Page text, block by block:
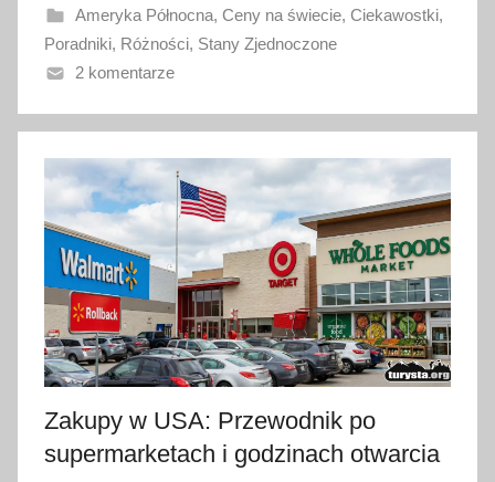
a
n
o
s
t
c
i
a
2
2
6
Ameryka Północna, Ceny na świecie, Ciekawostki,
Poradniki, Różności, Stany Zjednoczone
2 komentarze
Zakupy w USA: Przewodnik po
supermarketach i godzinach otwarcia